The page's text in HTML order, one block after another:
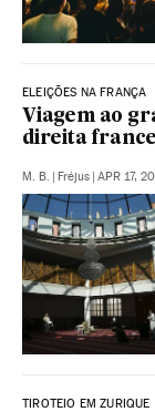
ELEIÇÕES NA FRANÇA
Viagem ao
direita
M. B. | Fréjus | APR 17,
TIROTEIO EM ZURIQUE